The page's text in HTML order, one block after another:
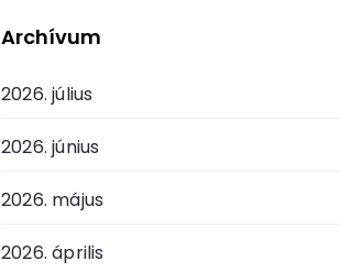
Archívum
2026. július
2026. június
2026. május
2026. április